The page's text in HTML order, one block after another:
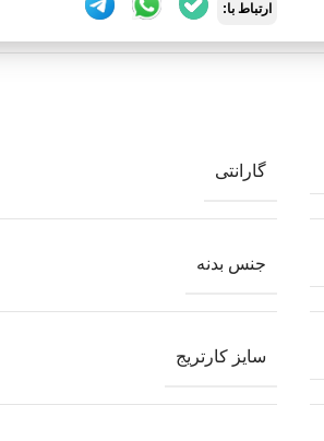
ارتباط با:
گارانتی
جنس بدنه
سایز کارتریج